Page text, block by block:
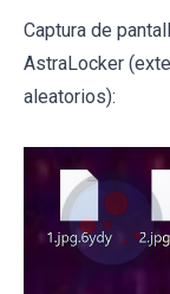
Captura de
AstraLocker
aleatorios):